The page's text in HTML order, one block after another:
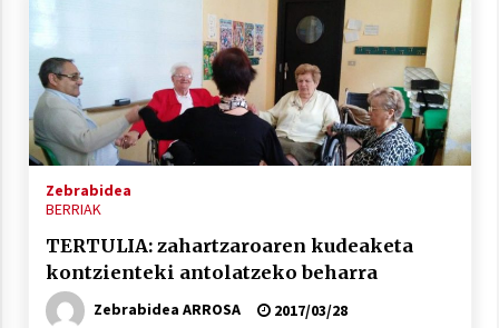
Zebrabidea
BERRIAK
TERTULIA: zahartzaroaren kudeaketa
kontzienteki antolatzeko beharra
Zebrabidea ARROSA
2017/03/28